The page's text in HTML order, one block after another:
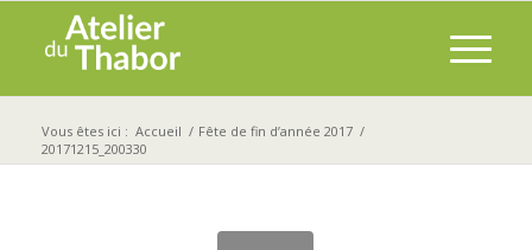
Vous êtes ici : Accueil / Fête de fin d’année 2017 /
20171215_200330